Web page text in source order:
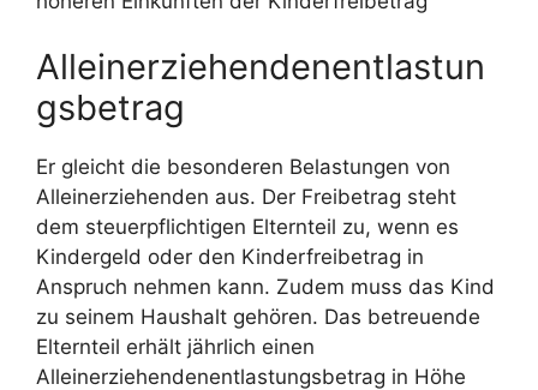
Alleinerziehendenentlastun
gsbetrag
Er gleicht die besonderen Belastungen von
Alleinerziehenden aus. Der Freibetrag steht
dem steuerpflichtigen Elternteil zu, wenn es
Kindergeld oder den Kinderfreibetrag in
Anspruch nehmen kann. Zudem muss das Kind
zu seinem Haushalt gehören. Das betreuende
Elternteil erhält jährlich einen
Alleinerziehendenentlastungsbetrag in Höhe